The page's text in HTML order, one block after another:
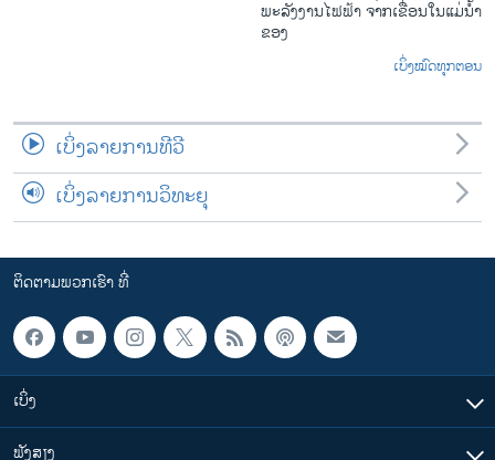
ພະລັງງານໄຟຟ້າ ຈາກເຂື່ອນໃນແມ່ນ້ຳ
ຂອງ
ເບິ່ງໝົດທຸກຕອນ
ເບິ່ງລາຍການທີວີ
ເບິ່ງລາຍການວິທະຍຸ
ຕິດຕາມພວກເຮົາ ທີ່
ເບິ່ງ
ຟັງສຽງ